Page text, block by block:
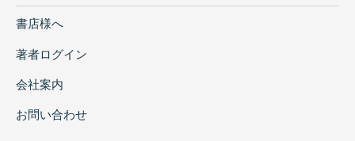
書店様へ
著者ログイン
会社案内
お問い合わせ